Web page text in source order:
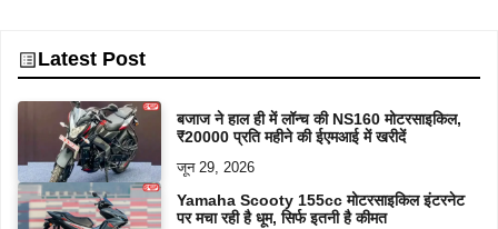
Latest Post
बजाज ने हाल ही में लॉन्च की NS160 मोटरसाइकिल,
₹20000 प्रति महीने की ईएमआई में खरीदें
जून 29, 2026
Yamaha Scooty 155cc मोटरसाइकिल इंटरनेट
पर मचा रही है धूम, सिर्फ इतनी है कीमत